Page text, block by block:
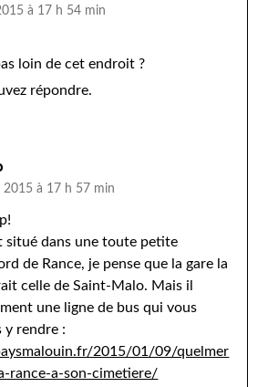
à 17 h 54 min
loin de cet endroit ?
répondre.
2015 à 17 h 57 min
situé dans une toute petite
de Rance, je pense que la gare la
celle de Saint-Malo. Mais il
une ligne de bus qui vous
y rendre :
2015/01/09/quelmer
rance-a-son-cimetiere/